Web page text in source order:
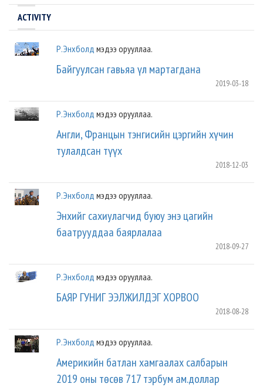
ACTIVITY
Р.Энхболд мэдээ орууллаа.
Байгуулсан гавьяа үл мартагдана
2019-03-18
Р.Энхболд мэдээ орууллаа.
Англи, Францын тэнгисийн цэргийн хүчин
тулалдсан түүх
2018-12-03
Р.Энхболд мэдээ орууллаа.
Энхийг сахиулагчид буюу энэ цагийн
баатрууддаа баярлалаа
2018-09-27
Р.Энхболд мэдээ орууллаа.
БАЯР ГУНИГ ЭЭЛЖИЛДЭГ ХОРВОО
2018-08-28
Р.Энхболд мэдээ орууллаа.
Америкийн батлан хамгаалах салбарын
2019 оны төсөв 717 тэрбум ам.доллар